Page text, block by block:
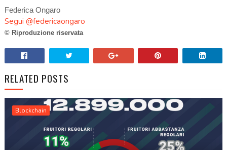
Federica Ongaro
Segui @federicaongaro
© Riproduzione riservata
RELATED POSTS
Blockchain